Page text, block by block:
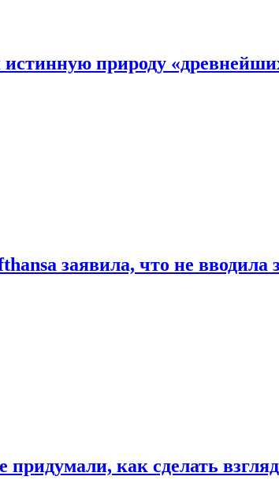
природу
заявила, что не вводила
придумали, как сделать